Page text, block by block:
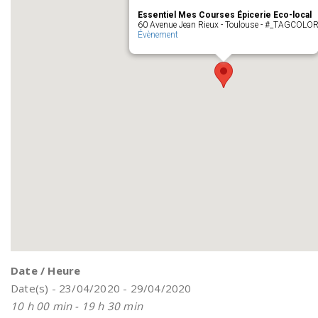
Essentiel Mes Courses Épicerie Eco-local
60 Avenue Jean Rieux - Toulouse - #_TAGCOLOR
Évènement
Date / Heure
Date(s) - 23/04/2020 - 29/04/2020
10 h 00 min - 19 h 30 min